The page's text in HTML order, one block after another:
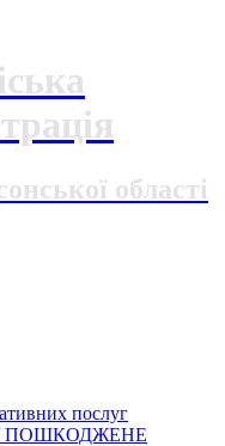
області
послуг
ПОШКОДЖЕНЕ